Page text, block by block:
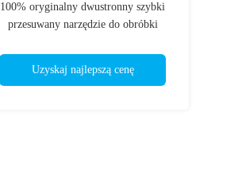
100% oryginalny dwustronny szybki
przesuwany narzędzie do obróbki
Uzyskaj najlepszą cenę